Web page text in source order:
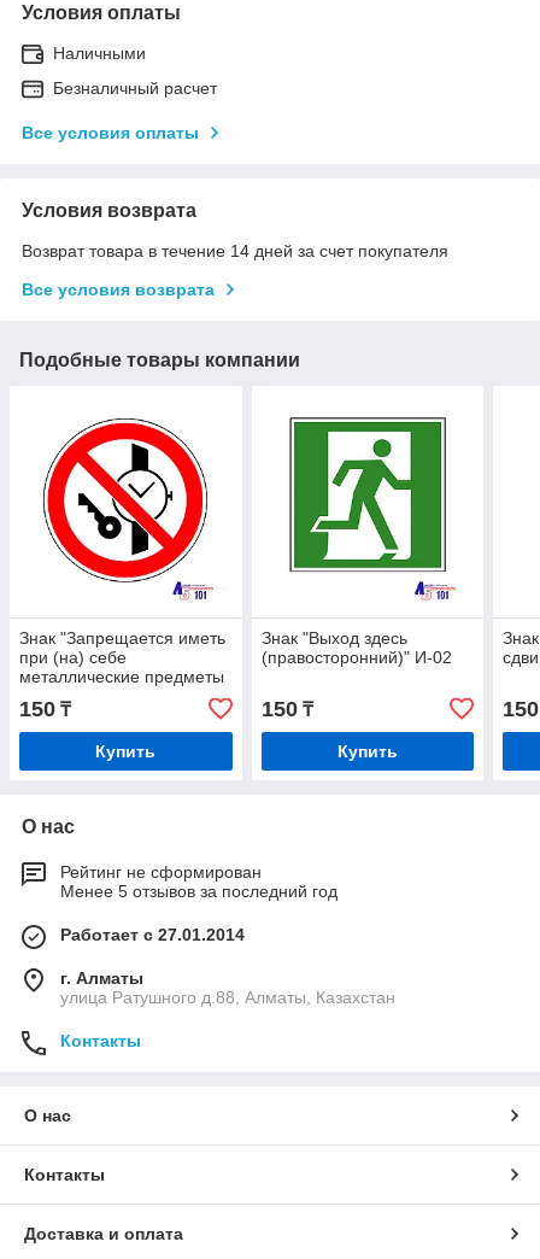
Условия оплаты
Наличными
Безналичный расчет
Все условия оплаты
Условия возврата
Возврат товара в течение 14 дней за счет покупателя
Все условия возврата
Подобные товары компании
Знак "Запрещается иметь
при (на) себе
металлические предметы
(часы и т.п.)" Г-19
150 ₸
Купить
Знак "Выход здесь
(правосторонний)" И-02
150₸
Купить
150
О нас
Рейтинг не сформирован
Менее 5 отзывов за последний год
Работает с 27.01.2014
г. Алматы
улица Ратушного д.88, Алматы, Казахстан
Контакты
О нас
Контакты
Доставка и оплата